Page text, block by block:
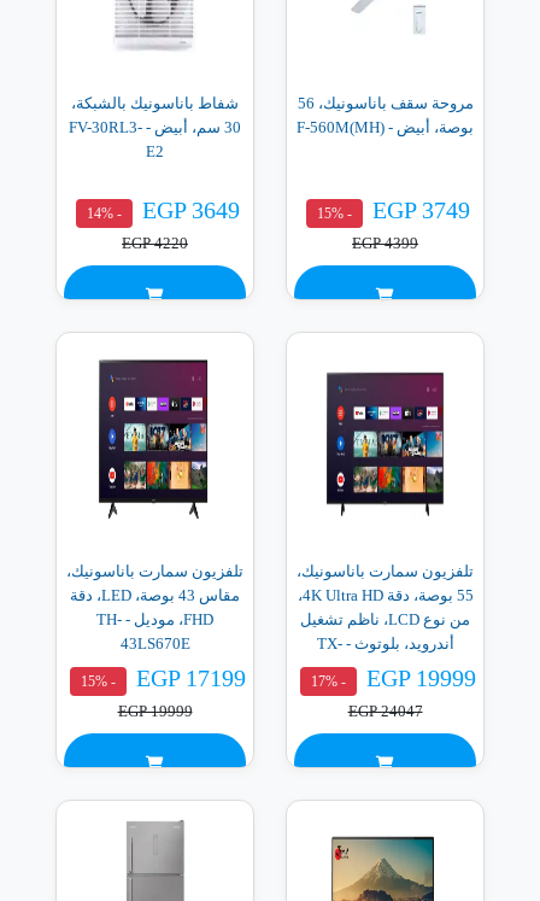
مروحة سقف باناسونيك، 56
بوصة، أبيض - F-560M(MH)
EGP 3749
- 15%
EGP 4399
شفاط باناسونيك بالشبكة،
30 سم، أبيض - FV-30RL3-
E2
EGP 3649
- 14%
EGP 4220
تلفزيون سمارت باناسونيك،
55 بوصة، دقة 4K Ultra HD،
من نوع LCD، ناظم تشغيل
أندرويد، بلوتوث - TX-
50LX700E
EGP 19999
- 17%
EGP 24047
تلفزيون سمارت باناسونيك،
مقاس 43 بوصة، LED، دقة
FHD، موديل - TH-
43LS670E
EGP 17199
- 15%
EGP 19999